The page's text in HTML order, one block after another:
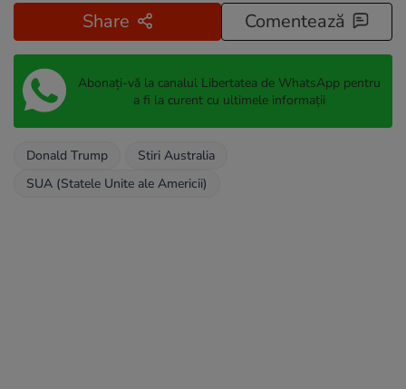
Share Comentează
Abonați-vă la canalul Libertatea de WhatsApp pentru
a fi la curent cu ultimele informații
Donald Trump
Stiri Australia
SUA (Statele Unite ale Americii)